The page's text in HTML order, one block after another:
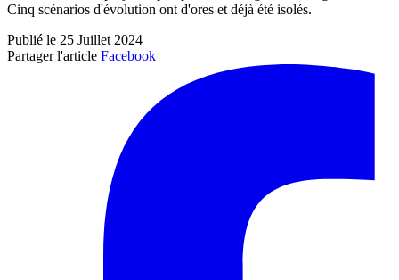
Cinq scénarios d'évolution ont d'ores et déjà été isolés.
Publié le 25 Juillet 2024
Partager l'article Facebook